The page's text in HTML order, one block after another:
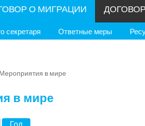
О МИГРАЦИИ
секретаря Ответные меры
Мероприятия в мире
в мире